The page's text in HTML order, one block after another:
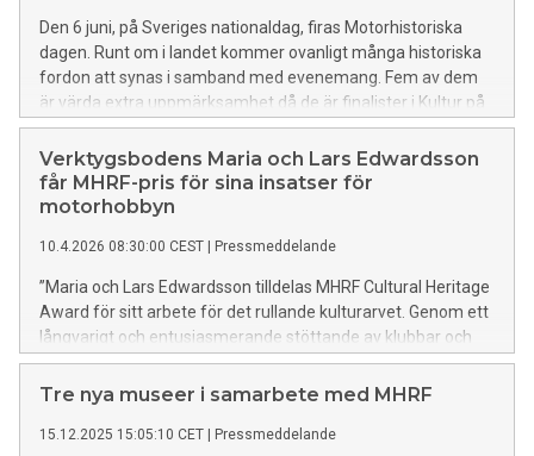
Den 6 juni, på Sveriges nationaldag, firas Motorhistoriska
dagen. Runt om i landet kommer ovanligt många historiska
fordon att synas i samband med evenemang. Fem av dem
är värda extra uppmärksamhet då de är finalister i Kultur på
väg, Motorhistoriska Riksförbundet och Nostalgia
Magazines arrangörstävling.
Verktygsbodens Maria och Lars Edwardsson
får MHRF-pris för sina insatser för
motorhobbyn
10.4.2026 08:30:00 CEST Pressmeddelande
”Maria och Lars Edwardsson tilldelas MHRF Cultural Heritage
Award för sitt arbete för det rullande kulturarvet. Genom ett
långvarigt och entusiasmerande stöttande av klubbar och
individer, inte minst med Restoration Show som utvecklats
på ett fantastiskt sätt, har de gjort det möjligt för fler att lära
historiska fordon. Extra roligt är det att Restoration Show
Tre nya museer i samarbete med MHRF
15.12.2025 15:05:10 CET Pressmeddelande